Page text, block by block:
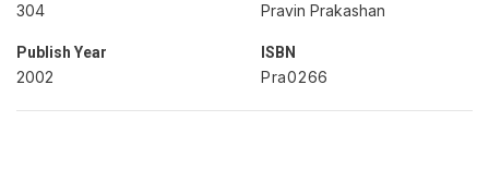
304 Pravin Prakashan
Publish Year
2002
ISBN
Pra0266